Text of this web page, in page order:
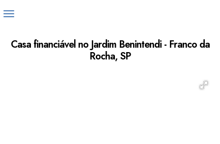
Casa financiável no Jardim Benintendi - Franco da
Rocha, SP